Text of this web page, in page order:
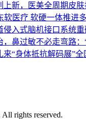
上新，医美全周期皮
软医疗 软硬一体推进
侵入式脑机接口系统
，鼻过敏不必走弯路
来“身体抵抗解码展”
rights reserved.